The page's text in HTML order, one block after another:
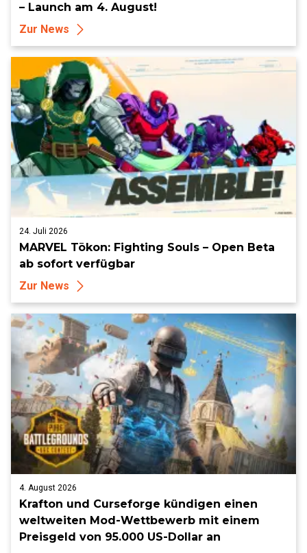
– Launch am 4. August!
Zur News
24. Juli 2026
MARVEL Tōkon: Fighting Souls – Open Beta
ab sofort verfügbar
Zur News
4. August 2026
Krafton und Curseforge kündigen einen
weltweiten Mod-Wettbewerb mit einem
Preisgeld von 95.000 US-Dollar an